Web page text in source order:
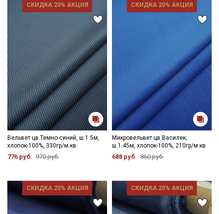
СКИДКА 20% АКЦИЯ
Вельвет цв.Темно-синий, ш.1.5м,
хлопок-100%, 330гр/м.кв
776 руб. 970 руб.
СКИДКА 20% АКЦИЯ
Микровельвет цв.Василек,
ш.1.45м, хлопок-100%, 210гр/м.кв
688 руб. 860 руб.
СКИДКА 20% АКЦИЯ СКИДКА 20% АКЦИЯ